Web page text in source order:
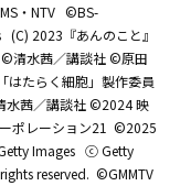
・NTV ©BS-
(C) 2023『あんのこと』
©清水茜／講談社 ©原田
はたらく細胞」製作委員
水茜／講談社 ©2024 映
ポレーション21 ©2025
Images ⓒ Getty
reserved. ©GMMTV